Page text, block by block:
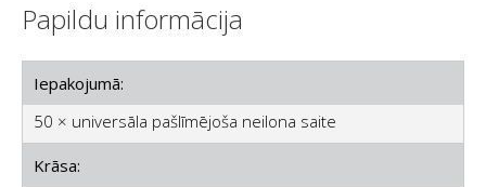
Papildu informācija
Iepakojumā:
50 × universāla pašlīmējoša neilona saite
Krāsa: